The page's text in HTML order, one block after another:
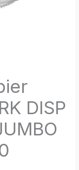
DISP